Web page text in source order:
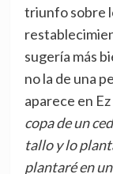
triunfo sobre
sugería más
no la de una
aparece en
copa de un
tallo y lo
plantaré en